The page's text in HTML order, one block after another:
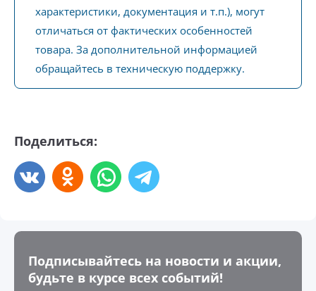
характеристики, документация и т.п.), могут
отличаться от фактических особенностей
товара. За дополнительной информацией
обращайтесь в техническую поддержку.
Поделиться:
Подписывайтесь на новости и акции,
будьте в курсе всех событий!